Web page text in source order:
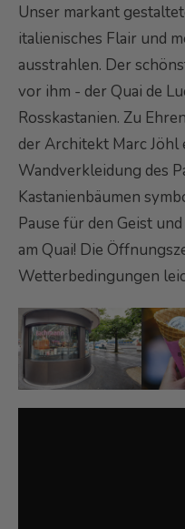
Unser markant
italienisches Flair und
ausstrahlen. Der
vor ihm - der Quai de
Rosskastanien. Zu
der Architekt Marc Jöhl
Wandverkleidung des
Kastanienbäumen
Pause für den Geist
am Quai! Die
Wetterbedingungen